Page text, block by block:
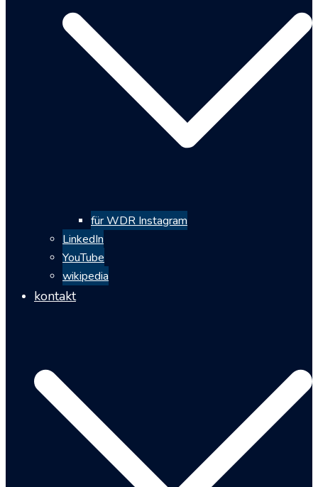
für WDR Instagram
LinkedIn
YouTube
wikipedia
kontakt